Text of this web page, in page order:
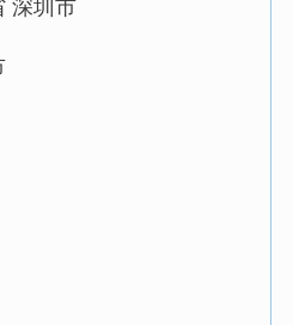
深圳市